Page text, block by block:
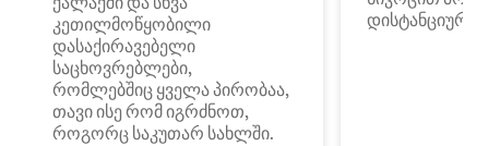
კეთილმოწყობილი
დასაქირავებელი
საცხოვრებლები,
რომლებშიც ყველა პირობაა,
თავი ისე რომ იგრძნოთ,
როგორც საკუთარ სახლში.
დისტანციური